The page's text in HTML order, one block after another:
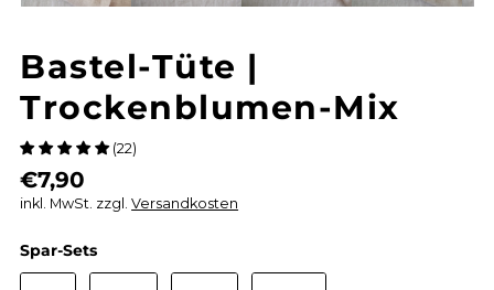
Bastel-Tüte |
Trockenblumen-Mix
(22)
€7,90
inkl. MwSt. zzgl.Versandkosten
Spar-Sets
Spar-Sets